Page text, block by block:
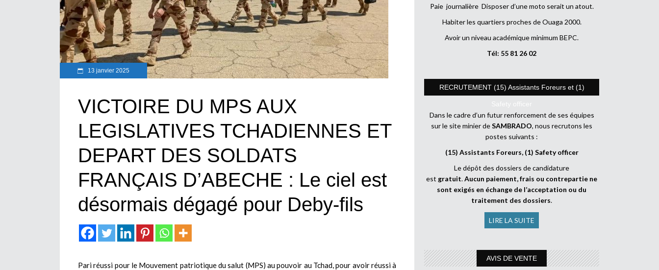
13 janvier 2025
VICTOIRE DU MPS AUX
LEGISLATIVES TCHADIENNES ET
DEPART DES SOLDATS
FRANÇAIS D’ABECHE : Le ciel est
désormais dégagé pour Deby-fils
Pari réussi pour le Mouvement patriotique du salut (MPS) au pouvoir au Tchad, pour avoir réussi à
Paie journalière Disposer d’une moto serait un atout.
Habiter les quartiers proches de Ouaga 2000.
Avoir un niveau académique minimum BEPC.
Tél: 55 81 26 02
RECRUTEMENT (15) Assistants Foreurs et (1)
Safety officer
Dans le cadre d’un futur renforcement de ses équipes
sur le site minier deSAMBRADO, nous recrutons les
postes suivants :
(15) Assistants Foreurs, (1) Safety officer
Le dépôt des dossiers de candidature
est gratuit.Aucun paiement, frais ou contrepartie ne
sont exigés en échange de l’acceptation ou du
traitement des dossiers.
LIRE LA SUITE
AVIS DE VENTE